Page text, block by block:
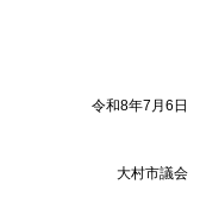
令和8年7月6日
大村市議会